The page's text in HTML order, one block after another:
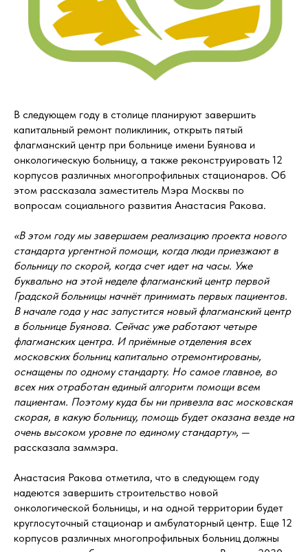
В следующем году в столице планируют завершить
капитальный ремонт поликлиник, открыть пятый
флагманский центр при больнице имени Буянова и
онкологическую больницу, а также реконструировать 12
корпусов различных многопрофильных стационаров. Об
этом рассказала заместитель Мэра Москвы по
вопросам социального развития Анастасия Ракова.
«В этом году мы завершаем реализацию проекта нового
стандарта ургентной помощи, когда люди приезжают в
больницу по скорой, когда счет идет на часы. Уже
буквально на этой неделе флагманский центр первой
Градской больницы начнёт принимать первых пациентов.
В начале года у нас запустится новый флагманский центр
в больнице Буянова. Сейчас уже работают четыре
флагманских центра. И приёмные отделения всех
московских больниц капитально отремонтированы,
оснащены по одному стандарту. Но самое главное, во
всех них отработан единый алгоритм помощи всем
пациентам. Поэтому куда бы ни привезла вас московская
скорая, в какую больницу, помощь будет оказана везде на
очень высоком уровне по единому стандарту», —
рассказала заммэра.
Анастасия Ракова отметила, что в следующем году
надеются завершить строительство новой
онкологической больницы, и на одной территории будет
круглосуточный стационар и амбулаторный центр. Еще 12
корпусов различных многопрофильных больниц должны